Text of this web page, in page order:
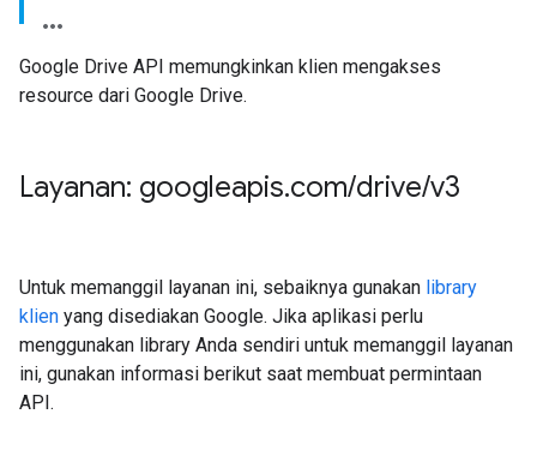
Google Drive API memungkinkan klien mengakses
resource dari Google Drive.
Layanan: googleapis.com/drive/v3
Untuk memanggil layanan ini, sebaiknya gunakan library
klien yang disediakan Google. Jika aplikasi perlu
menggunakan library Anda sendiri untuk memanggil layanan
ini, gunakan informasi berikut saat membuat permintaan
API.